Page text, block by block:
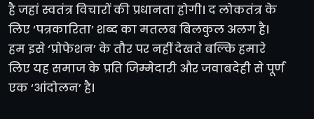
है जहां स्वतंत्र विचारों की प्रधानता होगी। द लोकतंत्र के
लिए ‘पत्रकारिता’ शब्द का मतलब बिलकुल अलग है।
हम इसे ‘प्रोफेशन’ के तौर पर नहीं देखते बल्कि हमारे
लिए यह समाज के प्रति जिम्मेदारी और जवाबदेही से पूर्ण
एक ‘आंदोलन’ है।